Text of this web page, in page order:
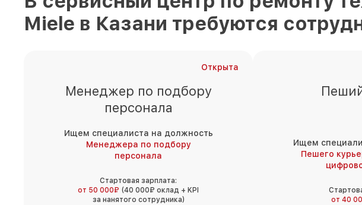
Miele в Казани требуются
Открыта
Менеджер по подбору
персонала
Ищем специалиста на должность
Менеджера по подбору
персонала
Стартовая зарплата:
от 50 000₽ (40 000₽ оклад + KPI
за нанятого сотрудника)
Ищем
Пешего
от 40